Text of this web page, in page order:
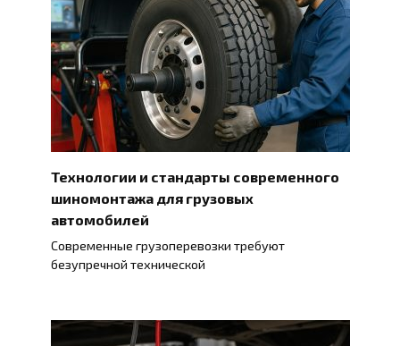
Технологии и стандарты современного
шиномонтажа для грузовых
автомобилей
Современные грузоперевозки требуют
безупречной технической